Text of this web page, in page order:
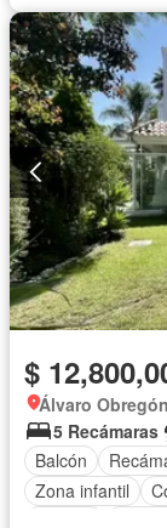
Despacho
Seguridad
Sin amueblar
$
Álvaro
5 Recámaras
Balcón
Zona infantil